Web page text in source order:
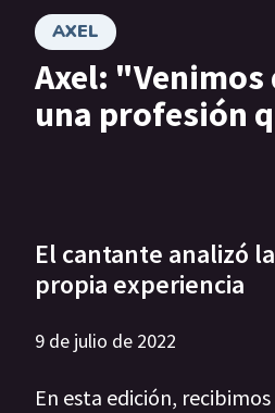
AXEL
Axel:
una profesión
El cantante analizó
propia experiencia
9 de julio de 2022
En esta edición, recibimos